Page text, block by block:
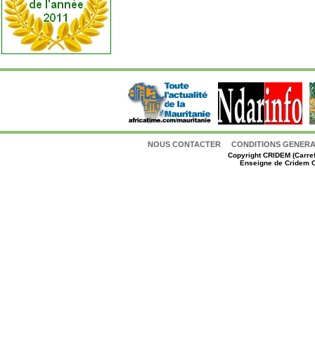
NOUS CONTACTER CONDITIONS
CopyrightCRIDEM
Enseigne de Cridem